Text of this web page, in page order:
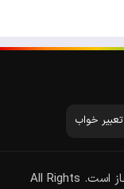
تعبیر خواب
استفاده از مطالب، با ذکر منبع و لینک مجاز است. All Rights